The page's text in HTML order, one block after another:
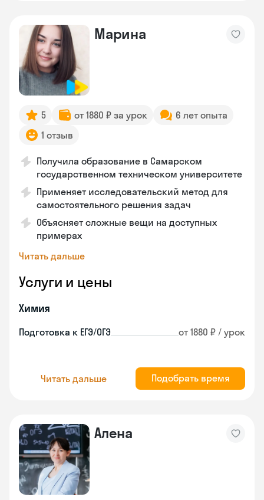
Марина
5 от 1880 ₽ за урок
6 лет опыта
1 отзыв
Получила образование в Самарском
государственном техническом университете
Применяет исследовательский метод для
самостоятельного решения задач
Объясняет сложные вещи на доступных
примерах
Читать дальше
Услуги и цены
Химия
Подготовка к ЕГЭ/ОГЭ от 1880 ₽ / урок
Читать дальше Подобрать время
Алена